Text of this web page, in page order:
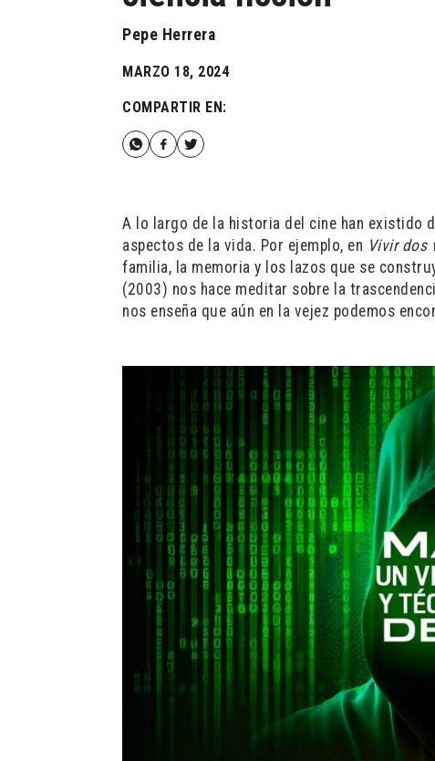
Pepe Herrera
MARZO 18, 2024
COMPARTIR EN:
A lo largo de la historia del cine han existido
aspectos de la vida. Por ejemplo, en Vivir dos
familia, la memoria y los lazos que se
(2003) nos hace meditar sobre la
nos enseña que aún en la vejez podemos